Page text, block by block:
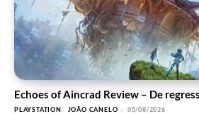
Echoes of Aincrad Review – De
PLAYSTATION JOÃO CANELO - 05/08/2026